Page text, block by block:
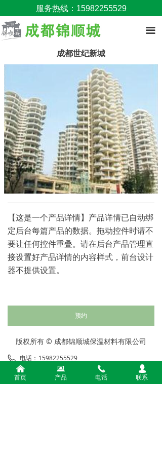
服务热线：15982255529
끀
成都世纪新城
【这是一个产品详情】产品详情已自动绑
定后台每篇产品的数据。拖动控件时请不
要让任何控件重叠。请在后台产品管理直
接设置好产品详情的内容样式，前台设计
器不提供设置。
预约
电话： 15982255529
手机：
15982255529
地址：四川省成都市彭州市隆丰镇新润9组18号石
版权所有 © 成都锦顺城保温材料有限公司
낀
首页
뀵
产品
끅
电话
넙
联系